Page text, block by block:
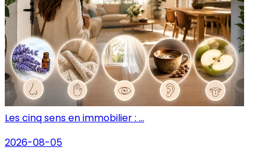
Les cinq sens en immobilier : ...
2026-08-05